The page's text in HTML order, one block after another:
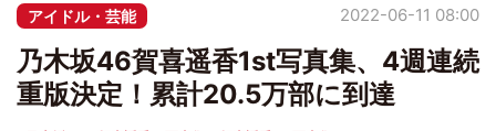
アイドル・芸能 2022-06-11 08:00
乃木坂46賀喜遥香1st写真集、4週連続
重版決定！累計20.5万部に到達